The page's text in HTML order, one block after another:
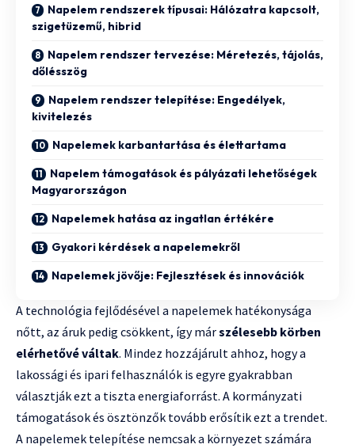
Napelem rendszerek típusai: Hálózatra kapcsolt,
szigetüzemű, hibrid
Napelem rendszer tervezése: Méretezés, tájolás,
dőlésszög
Napelem rendszer telepítése: Engedélyek,
kivitelezés
Napelemek karbantartása és élettartama
Napelem támogatások és pályázati lehetőségek
Magyarországon
Napelemek hatása az ingatlan értékére
Gyakori kérdések a napelemekről
Napelemek jövője: Fejlesztések és innovációk
A technológia fejlődésével a napelemek hatékonysága
nőtt, az áruk pedig csökkent, így márszélesebb körben
elérhetővé váltak. Mindez hozzájárult ahhoz, hogy a
lakossági és ipari felhasználók is egyre gyakrabban
választják ezt a tiszta energiaforrást. A kormányzati
támogatások és ösztönzők tovább erősítik ezt a trendet.
A napelemek telepítése nemcsak a környezet számára